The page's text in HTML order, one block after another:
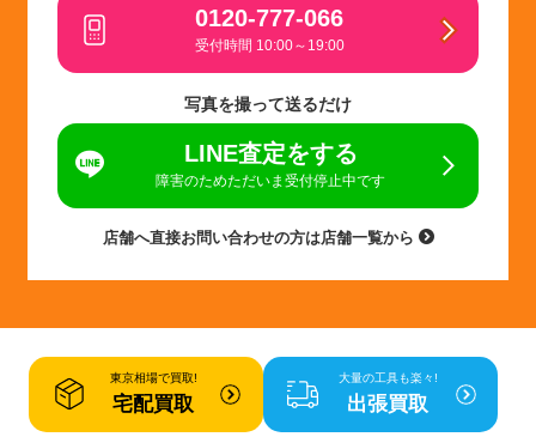
0120-777-066
受付時間 10:00～19:00
写真を撮って送るだけ
LINE査定をする
障害のためただいま受付停止中です
店舗へ直接お問い合わせの方は店舗一覧から
東京相場で買取!
宅配買取
大量の工具も楽々!
出張買取